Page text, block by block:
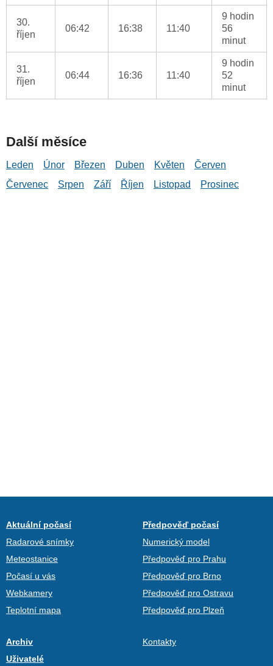
30.
říjen
06:42 16:38 11:40
9 hodin
56
minut
31.
říjen
06:44 16:36 11:40
9 hodin
52
minut
Další měsíce
Leden Únor Březen Duben Květen
Červen
Červenec
Srpen Září Říjen Listopad Prosinec
Aktuální počasí
Radarové snímky
Meteostanice
Počasí u vás
Webkamery
Teplotní mapa
Předpověď počasí
Numerický model
Předpověď pro Prahu
Předpověď pro Brno
Předpověď pro Ostravu
Předpověď pro Plzeň
Archiv
Uživatelé
Kontakty